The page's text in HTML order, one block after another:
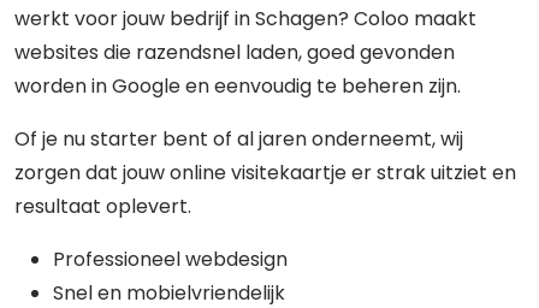
werkt voor jouw bedrijf in Schagen? Coloo maakt
websites die razendsnel laden, goed gevonden
worden in Google en eenvoudig te beheren zijn.
Of je nu starter bent of al jaren onderneemt, wij
zorgen dat jouw online visitekaartje er strak uitziet en
resultaat oplevert.
Professioneel webdesign
Snel en mobielvriendelijk